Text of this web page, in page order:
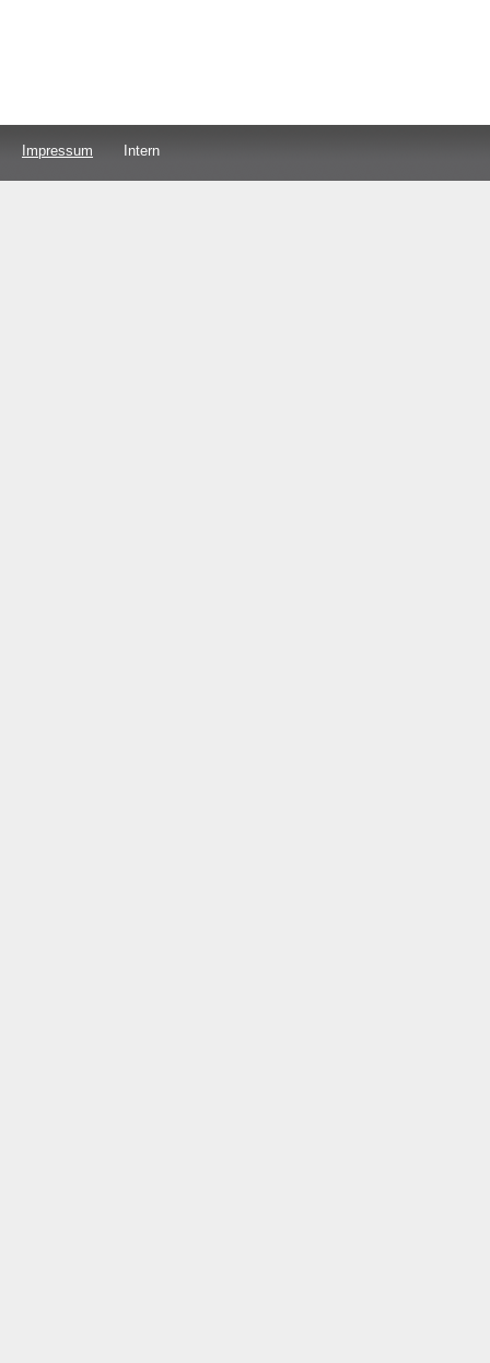
Impressum Intern